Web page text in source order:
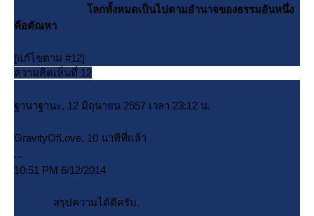
ลกทั้งหมดเป็นไปตามอำนาจของธรรมอันหนึ่ง
คือตัณหา
[แก้ไขตาม #12]
ความคิดเห็นที่ 12
ฐานาฐานะ, 12 มิถุนายน 2557 เวลา 23:12 น.
GravityOfLove, 10 นาทีที่แล้ว
...
10:51 PM 6/12/2014
สรุปความได้ดีครับ.